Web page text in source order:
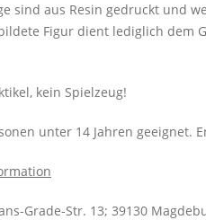
sind aus Resin gedruckt und
Figur dient lediglich dem
kein Spielzeug!
unter 14 Jahren geeignet.
Grade-Str. 13; 39130